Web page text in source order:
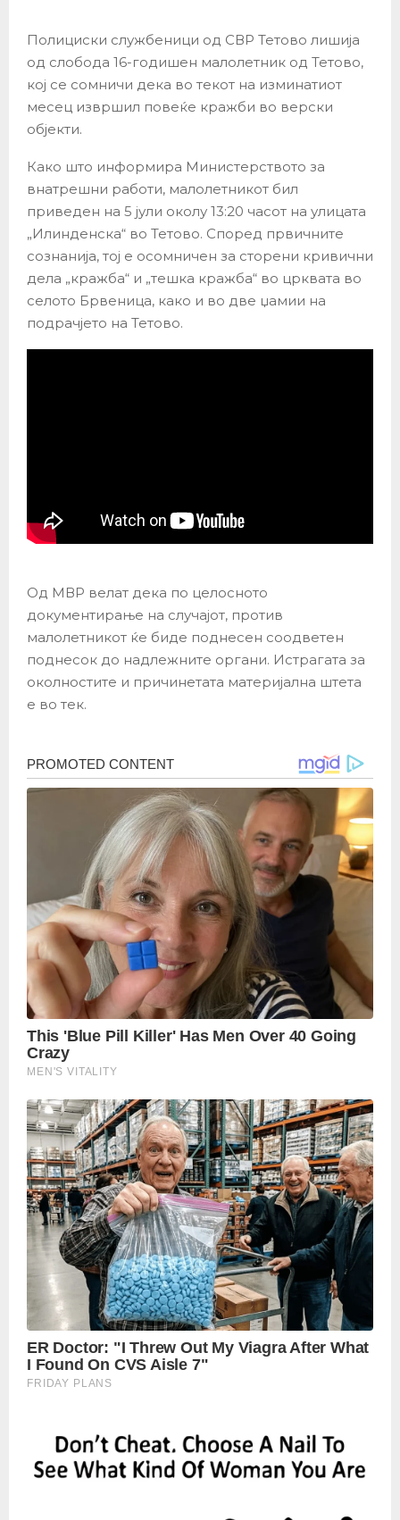
Полициски службеници од СВР Тетово лишија
од слобода 16-годишен малолетник од Тетово,
кој се сомничи дека во текот на изминатиот
месец извршил повеќе кражби во верски
објекти.
Како што информира Министерството за
внатрешни работи, малолетникот бил
приведен на 5 јули околу 13:20 часот на улицата
„Илинденска“ во Тетово. Според првичните
сознанија, тој е осомничен за сторени кривични
дела „кражба“ и „тешка кражба“ во црквата во
селото Брвеница, како и во две џамии на
подрачјето на Тетово.
Од МВР велат дека по целосното
документирање на случајот, против
малолетникот ќе биде поднесен соодветен
поднесок до надлежните органи. Истрагата за
околностите и причинетата материјална штета
е во тек.